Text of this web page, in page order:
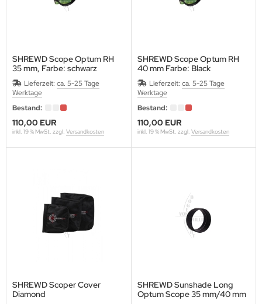
SHREWD Scope Optum RH
35 mm, Farbe: schwarz
Lieferzeit: ca. 5-25 Tage
Werktage
Bestand:
110,00 EUR
inkl. 19 % MwSt. zzgl. Versandkosten
SHREWD Scope Optum RH
40 mm Farbe: Black
Lieferzeit: ca. 5-25 Tage
Werktage
Bestand:
110,00 EUR
inkl. 19 % MwSt. zzgl. Versandkosten
SHREWD Scoper Cover
Diamond
SHREWD Sunshade Long
Optum Scope 35 mm/40 mm
VENOM
ARCHERY
TARGETS